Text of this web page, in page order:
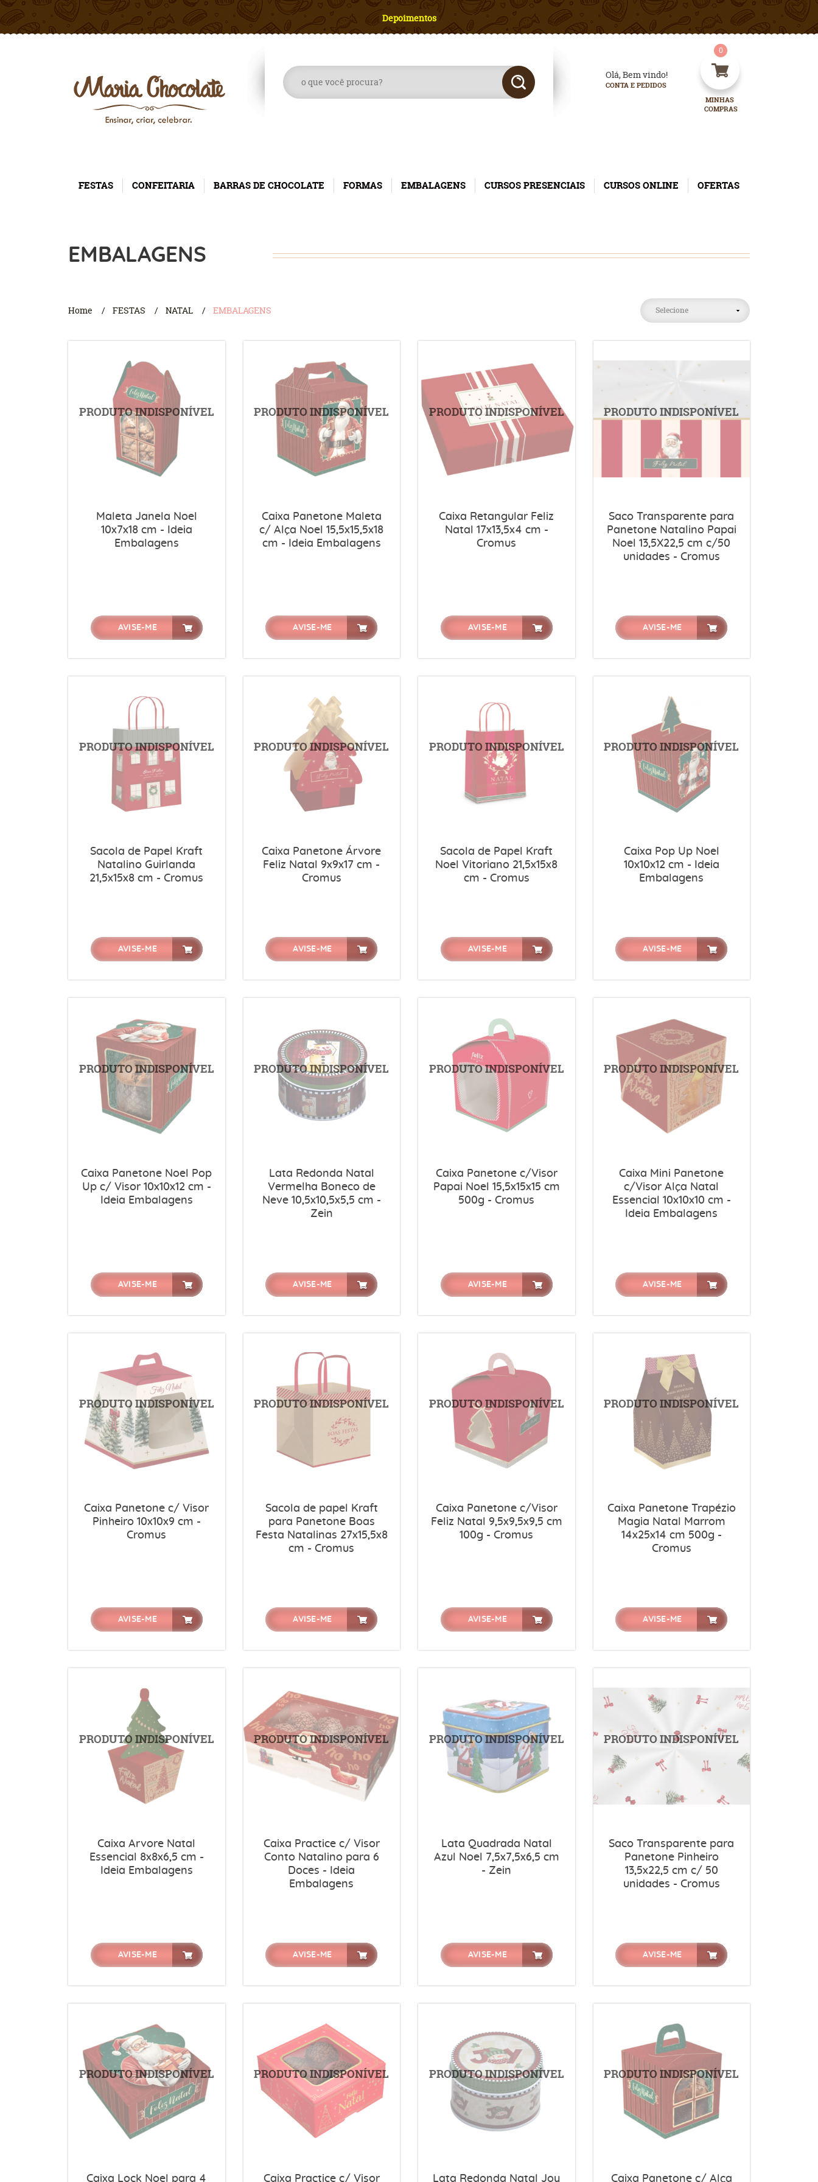
Depoimentos
Olá, Bem vindo!
CONTA E PEDIDOS
MINHAS
COMPRAS
0
FESTAS CONFEITARIA BARRAS DE CHOCOLATE FORMAS EMBALAGENS CURSOS PRESENCIAIS CURSOS ONLINE OFERTAS
EMBALAGENS
Home FESTAS NATAL EMBALAGENS Selecione
Maleta Janela Noel
10x7x18 cm - Ideia
Embalagens
AVISE-ME
Caixa Panetone Maleta
c/ Alça Noel 15,5x15,5x18
cm - Ideia Embalagens
AVISE-ME
Caixa Retangular Feliz
Natal 17x13,5x4 cm -
Cromus
AVISE-ME
Saco Transparente para
Panetone Natalino Papai
Noel 13,5X22,5 cm c/50
unidades - Cromus
AVISE-ME
Sacola de Papel Kraft
Natalino Guirlanda
21,5x15x8 cm - Cromus
AVISE-ME
Caixa Panetone Árvore
Feliz Natal 9x9x17 cm -
Cromus
AVISE-ME
Sacola de Papel Kraft
Noel Vitoriano 21,5x15x8
cm - Cromus
AVISE-ME
Caixa Pop Up Noel
10x10x12 cm - Ideia
Embalagens
AVISE-ME
Caixa Panetone Noel Pop
Up c/ Visor 10x10x12 cm -
Ideia Embalagens
AVISE-ME
Lata Redonda Natal
Vermelha Boneco de
Neve 10,5x10,5x5,5 cm -
Zein
AVISE-ME
Caixa Panetone c/Visor
Papai Noel 15,5x15x15 cm
500g - Cromus
AVISE-ME
Caixa Mini Panetone
c/Visor Alça Natal
Essencial 10x10x10 cm -
Ideia Embalagens
AVISE-ME
Caixa Panetone c/ Visor
Pinheiro 10x10x9 cm -
Cromus
AVISE-ME
Sacola de papel Kraft
para Panetone Boas
Festa Natalinas 27x15,5x8
cm - Cromus
AVISE-ME
Caixa Panetone c/Visor
Feliz Natal 9,5x9,5x9,5 cm
100g - Cromus
AVISE-ME
Caixa Panetone Trapézio
Magia Natal Marrom
14x25x14 cm 500g -
Cromus
AVISE-ME
Caixa Arvore Natal
Essencial 8x8x6,5 cm -
Ideia Embalagens
AVISE-ME
Caixa Practice c/ Visor
Conto Natalino para 6
Doces - Ideia
Embalagens
AVISE-ME
Lata Quadrada Natal
Azul Noel 7,5x7,5x6,5 cm
- Zein
AVISE-ME
Saco Transparente para
Panetone Pinheiro
13,5x22,5 cm c/ 50
unidades - Cromus
AVISE-ME
Caixa Lock Noel para 4 Caixa Practice c/ Visor Lata Redonda Natal Joy Caixa Panetone c/ Alça